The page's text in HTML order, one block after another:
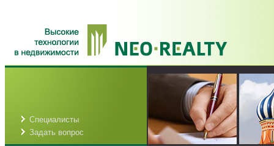
Специалисты
Задать вопрос